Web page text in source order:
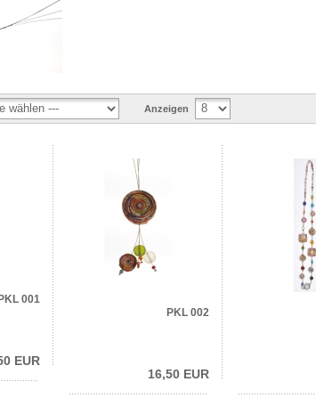
Anzeigen
001
EUR
PKL 002
16,50 EUR